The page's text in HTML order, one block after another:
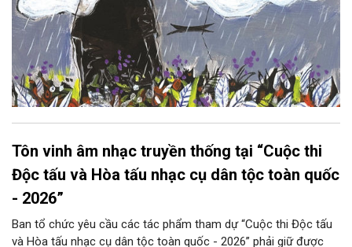
Tôn vinh âm nhạc truyền thống tại “Cuộc thi
Độc tấu và Hòa tấu nhạc cụ dân tộc toàn quốc
- 2026”
Ban tổ chức yêu cầu các tác phẩm tham dự “Cuộc thi Độc tấu
và Hòa tấu nhạc cụ dân tộc toàn quốc - 2026” phải giữ được